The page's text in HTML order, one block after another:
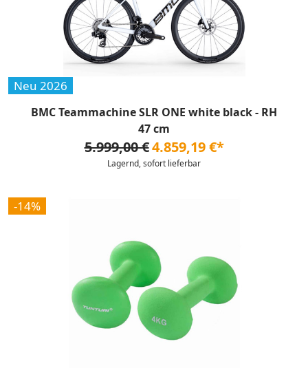
Neu 2026
BMC Teammachine SLR ONE white black - RH
47 cm
5.999,00 €4.859,19 €*
Lagernd, sofort lieferbar
-14%